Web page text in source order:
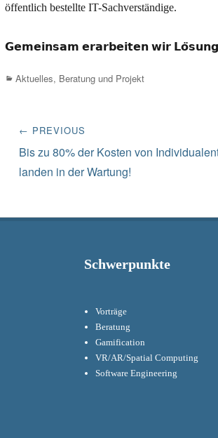
öffentlich bestellte IT-Sachverständige.
𝗚𝗲𝗺𝗲𝗶𝗻𝘀𝗮𝗺 𝗲𝗿𝗮𝗿𝗯𝗲𝗶𝘁𝗲𝗻 𝘄𝗶𝗿
Categories
Aktuelles, Beratung und Projekt
Beitrags-
Navigation
← PREVIOUS
Previous
post:
Bis zu 80% der Kosten von
landen in der Wartung!
Schwerpunkte
Vorträge
Beratung
Gamification
VR/AR/Spatial Computing
Software Engineering